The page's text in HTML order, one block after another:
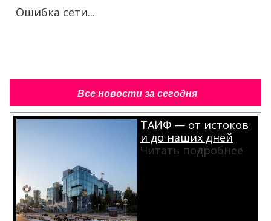
Ошибка сети...
Все новости за сегодня
ТАИФ — от истоков
и до наших дней
Читать подробнее